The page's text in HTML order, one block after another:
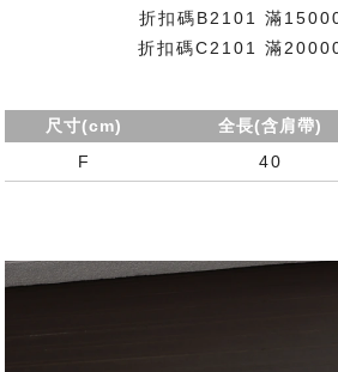
折扣碼B2101 滿
折扣碼C2101 滿
尺寸(cm) 全長(含肩帶)
F
40